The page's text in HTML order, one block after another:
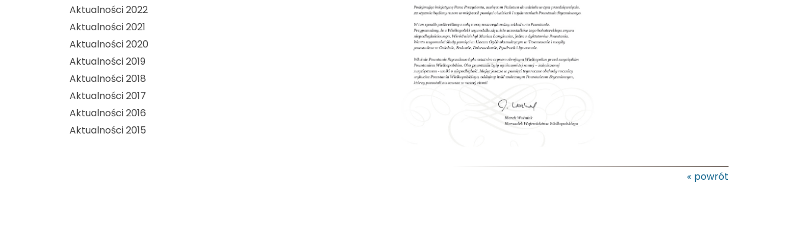
Aktualności 2022
Aktualności 2021
Aktualności 2020
Aktualności 2019
Aktualności 2018
Aktualności 2017
Aktualności 2016
Aktualności 2015
powrót